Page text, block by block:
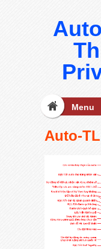
Menu
Auto-